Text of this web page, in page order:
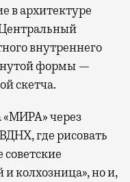
в архитектуре
внутреннего
формы —
скетча.
«МИРА» через
где рисовать
колхозница», но и,